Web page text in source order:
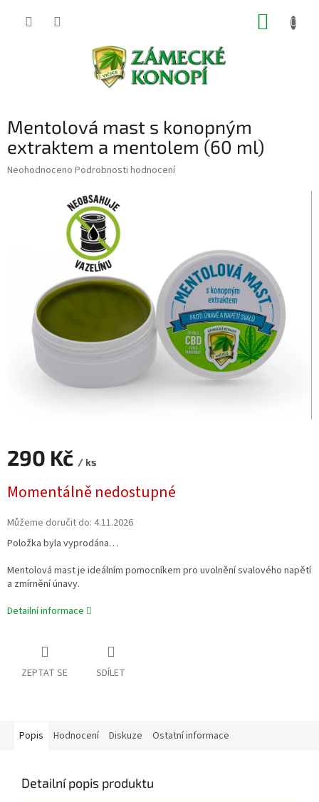
Mentolová mast s konopným
extraktem a mentolem (60 ml)
Průměrné
Neohodnoceno Podrobnosti hodnocení
290 Kč / ks
cena:
Momentálně nedostupné
Můžeme doručit do: 4.11.2026
Položka byla vyprodána…
Mentolová mast je ideálním pomocníkem pro uvolnění svalového napětí
a zmírnění únavy.
Detailní informace
ZEPTAT SE SDÍLET
Popis Hodnocení Diskuze Ostatní informace
Detailní popis produktu